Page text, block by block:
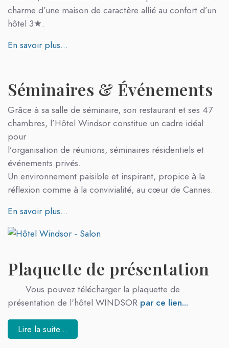
charme d’une maison de caractère allié au confort d’un
hôtel 3★.
En savoir plus...
Séminaires & Événements
Grâce à sa salle de séminaire, son restaurant et ses 47
chambres, l’Hôtel Windsor constitue un cadre idéal
pour
l’organisation de réunions, séminaires résidentiels et
événements privés.
Un environnement paisible et inspirant, propice à la
réflexion comme à la convivialité, au cœur de Cannes.
En savoir plus...
Plaquette de présentation
Vous pouvez télécharger la plaquette de
présentation de l'hôtel WINDSOR par ce lien...
Lire la suite...